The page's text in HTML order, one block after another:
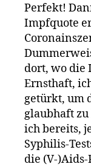
Perfekt!
Impfquote
dort, wo die
Ernsthaft,
getürkt, um
glaubhaft
ich bereits,
Syphilis-
die (V-